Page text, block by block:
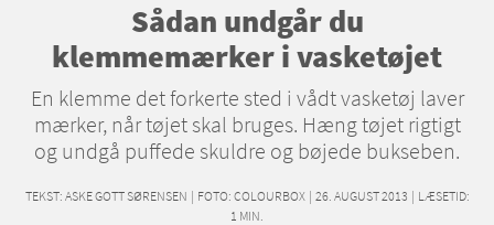
Sådan undgår du
klemmemærker i vasketøjet
En klemme det forkerte sted i vådt vasketøj laver
mærker, når tøjet skal bruges. Hæng tøjet rigtigt
og undgå puffede skuldre og bøjede bukseben.
TEKST: ASKE GOTT SØRENSEN | FOTO: COLOURBOX | 26. AUGUST 2013 | LÆSETID:
1 MIN.